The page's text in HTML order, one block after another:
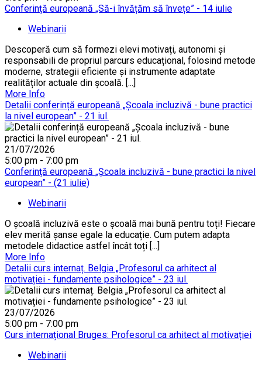
Conferință europeană „Să-i învățăm să învețe” - 14 iulie
Webinarii
Descoperă cum să formezi elevi motivați, autonomi și
responsabili de propriul parcurs educațional, folosind metode
moderne, strategii eficiente și instrumente adaptate
realităților actuale din școală. [...]
More Info
Detalii conferință europeană „Școala incluzivă - bune practici
la nivel european” - 21 iul.
21/07/2026
5:00 pm - 7:00 pm
Conferință europeană „Școala incluzivă - bune practici la nivel
european” - (21 iulie)
Webinarii
O școală incluzivă este o școală mai bună pentru toți! Fiecare
elev merită șanse egale la educație. Cum putem adapta
metodele didactice astfel încât toți [...]
More Info
Detalii curs internaț. Belgia „Profesorul ca arhitect al
motivației - fundamente psihologice” - 23 iul.
23/07/2026
5:00 pm - 7:00 pm
Curs internațional Bruges: Profesorul ca arhitect al motivației
Webinarii